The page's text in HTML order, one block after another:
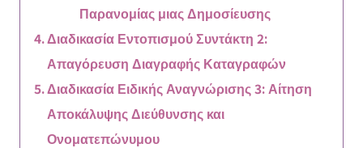
Παρανομίας μιας Δημοσίευσης
Διαδικασία Εντοπισμού Συντάκτη 2:
Απαγόρευση Διαγραφής Καταγραφών
Διαδικασία Ειδικής Αναγνώρισης 3: Αίτηση
Αποκάλυψης Διεύθυνσης και
Ονοματεπώνυμου